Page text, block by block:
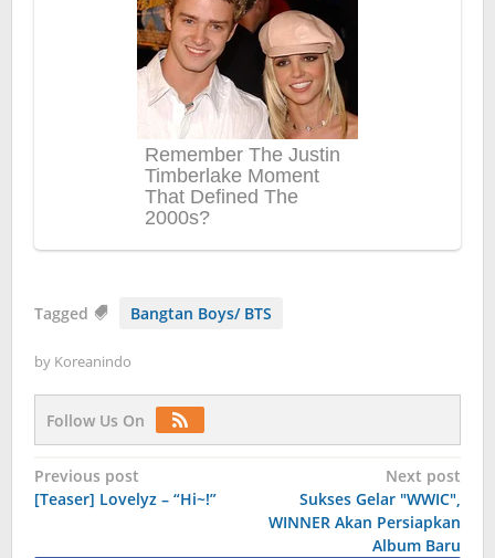
Tagged Bangtan Boys/ BTS
by Koreanindo
Follow Us On
Post
navigation
Previous post
[Teaser] Lovelyz – “Hi~!”
Next post
Sukses Gelar "WWIC",
WINNER Akan Persiapkan
Album Baru